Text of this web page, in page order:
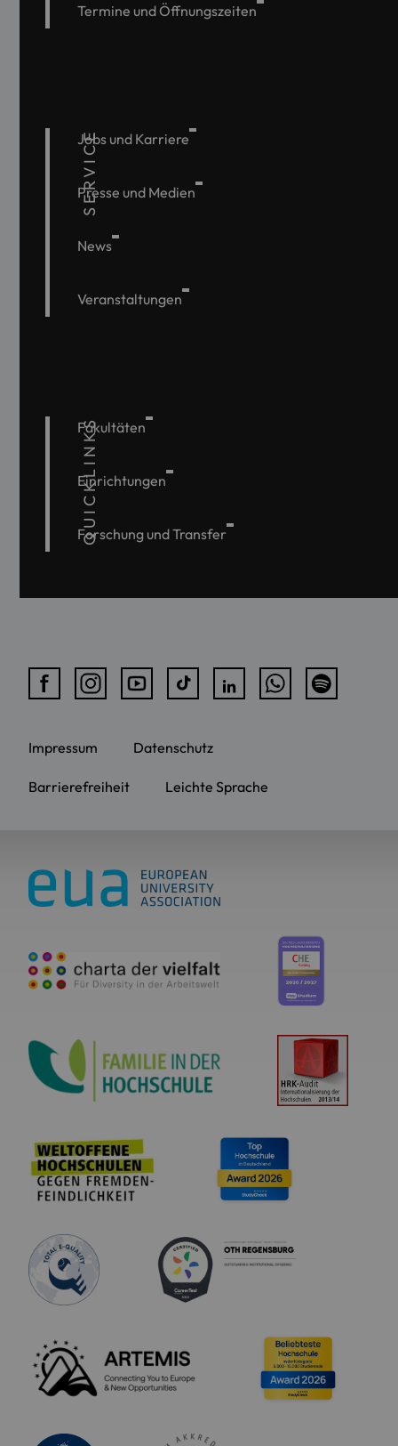
Termine und Öffnungszeiten
SERVICE
Jobs und Karriere
Presse und Medien
News
Veranstaltungen
QUICKLINKS
Fakultäten
Einrichtungen
Forschung und Transfer
Impressum Datenschutz
Barrierefreiheit Leichte Sprache